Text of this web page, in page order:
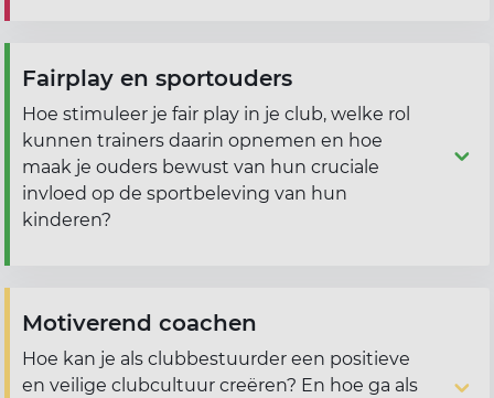
Fairplay en sportouders
Hoe stimuleer je fair play in je club, welke rol
kunnen trainers daarin opnemen en hoe
maak je ouders bewust van hun cruciale
invloed op de sportbeleving van hun
kinderen?
Motiverend coachen
Hoe kan je als clubbestuurder een positieve
en veilige clubcultuur creëren? En hoe ga als